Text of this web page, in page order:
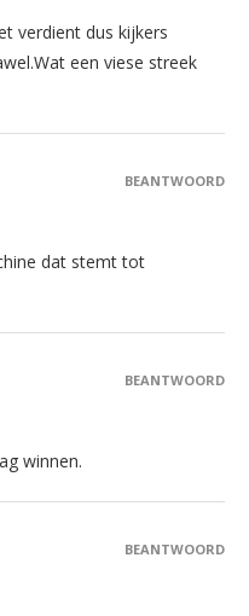
verdient dus kijkers
een viese streek
dat stemt tot
BEANTWOORD
winnen.
BEANTWOORD
BEANTWOORD